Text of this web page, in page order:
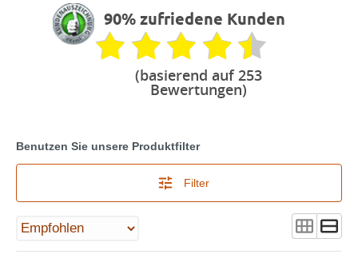
90% zufriedene Kunden
(basierend auf 253
Bewertungen)
Benutzen Sie unsere Produktfilter
Filter